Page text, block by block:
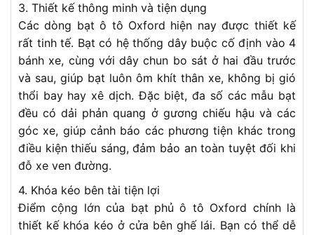
3. Thiết kế thông minh và tiện dụng
Các dòng bạt ô tô Oxford hiện nay được thiết kế
rất tinh tế. Bạt có hệ thống dây buộc cố định vào 4
bánh xe, cùng với dây chun bo sát ở hai đầu trước
và sau, giúp bạt luôn ôm khít thân xe, không bị gió
thổi bay hay xê dịch. Đặc biệt, đa số các mẫu bạt
đều có dải phản quang ở gương chiếu hậu và các
góc xe, giúp cảnh báo các phương tiện khác trong
điều kiện thiếu sáng, đảm bảo an toàn tuyệt đối khi
đỗ xe ven đường.
4. Khóa kéo bên tài tiện lợi
Điểm cộng lớn của bạt phủ ô tô Oxford chính là
thiết kế khóa kéo ở cửa bên ghế lái. Bạn có thể dễ